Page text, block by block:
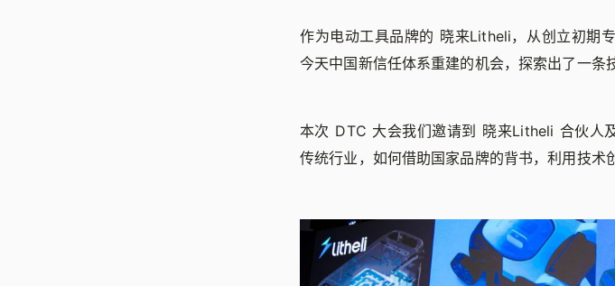
作为电动工具品牌的 晓来Litheli，从创立初期
今天中国新信任体系重建的机会，探索出了一条
本次 DTC 大会我们邀请到 晓来Litheli 合伙人
传统行业，如何借助国家品牌的背书，利用技术